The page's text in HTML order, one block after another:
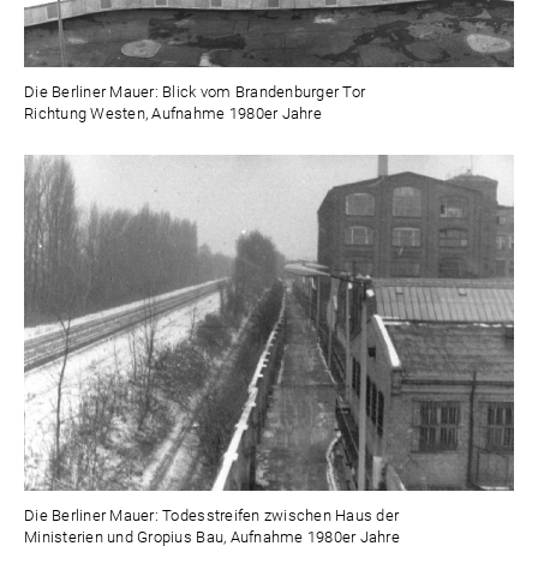
Die Berliner Mauer: Blick vom Brandenburger Tor
Richtung Westen, Aufnahme 1980er Jahre
Die Berliner Mauer: Todesstreifen zwischen Haus der
Ministerien und Gropius Bau, Aufnahme 1980er Jahre